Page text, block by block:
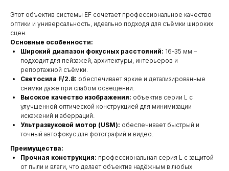
Этот объектив системы EF сочетает профессиональное качество
оптики и универсальность, идеально подходя для съёмки широких
сцен.
Основные особенности:
Широкий диапазон фокусных расстояний: 16-35 мм –
подходит для пейзажей, архитектуры, интерьеров и
репортажной съёмки.
Светосила F/2.8: обеспечивает яркие и детализированные
снимки даже при слабом освещении.
Высокое качество изображения: объектив серии L с
улучшенной оптической конструкцией для минимизации
искажений и аберраций.
Ультразвуковой мотор (USM): обеспечивает быстрый и
точный автофокус для фотографий и видео.
Преимущества:
Прочная конструкция: профессиональная серия L с защитой
от пыли и влаги, что делает объектив надёжным в любых